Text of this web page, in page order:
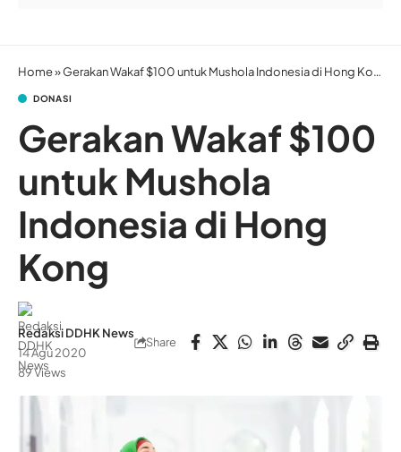
Home»Gerakan Wakaf $100 untuk Mushola Indonesia di Hong Kong
DONASI
Gerakan Wakaf $100
untuk Mushola
Indonesia di Hong
Kong
Redaksi DDHK News
14 Agu 2020
89 Views
Share